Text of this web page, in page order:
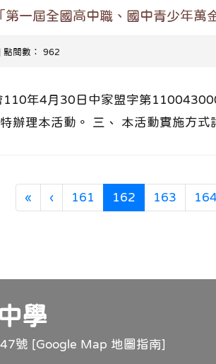
一屆全國高中職、國中青少年萬
閱數： 962
110年4月30日中家盟字第
辦理本活動。 三、 本活動實施方式
«第一頁
‹上一頁
161 162(目前頁次)
163
學
號 [Google Map 地圖指南]